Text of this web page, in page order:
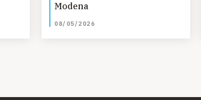
Modena
08/05/2026